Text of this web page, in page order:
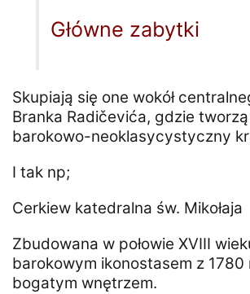
Główne zabytki
Skupiają się one wokół
Branka Radičevića, gdzie
barokowo-neoklasycystyczny
I tak np;​
Cerkiew katedralna św. Mikołaja
Zbudowana w połowie XVIII
barokowym ikonostasem z 1780
bogatym wnętrzem.